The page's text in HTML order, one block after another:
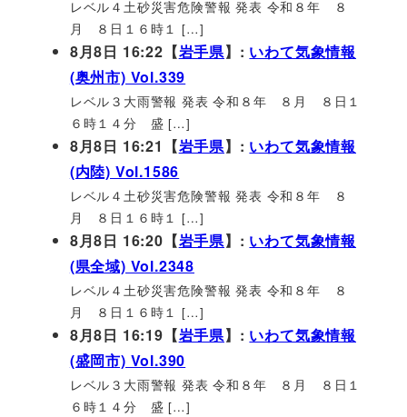
レベル４土砂災害危険警報 発表 令和８年 ８
月 ８日１６時１ […]
8月8日 16:22【岩手県】: いわて気象情報
(奥州市) Vol.339
レベル３大雨警報 発表 令和８年 ８月 ８日１
６時１４分 盛 […]
8月8日 16:21【岩手県】: いわて気象情報
(内陸) Vol.1586
レベル４土砂災害危険警報 発表 令和８年 ８
月 ８日１６時１ […]
8月8日 16:20【岩手県】: いわて気象情報
(県全域) Vol.2348
レベル４土砂災害危険警報 発表 令和８年 ８
月 ８日１６時１ […]
8月8日 16:19【岩手県】: いわて気象情報
(盛岡市) Vol.390
レベル３大雨警報 発表 令和８年 ８月 ８日１
６時１４分 盛 […]